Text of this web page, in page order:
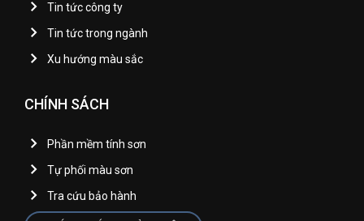
Tin tức công ty
Tin tức trong ngành
Xu hướng màu sắc
CHÍNH SÁCH
Phần mềm tính sơn
Tự phối màu sơn
Tra cứu bảo hành